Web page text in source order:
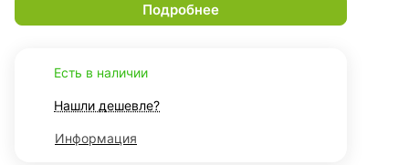
Подробнее
Есть в наличии
Нашли дешевле?
Информация